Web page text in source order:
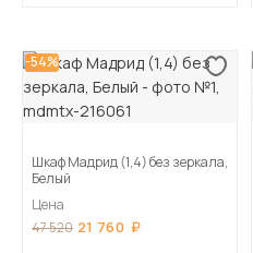
-54%
Шкаф Мадрид (1,4) без зеркала,
Белый
Цена
47 520 21 760